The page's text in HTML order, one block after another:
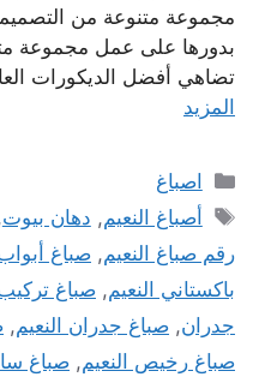
مجموعة متنوعة من
بدورها على عمل مجموعة
تضاهي أفضل الديكورات
المزيد
التصنيفات
اصباغ
الوسوم
أصباغ النعيم, دهان بيوت,
رقم صباغ النعيم, صباغ
باكستاني النعيم, صباغ
جدران, صباغ جدران النعيم,
صباغ رخيص النعيم, صباغ